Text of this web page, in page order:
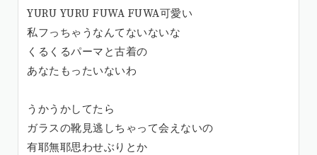
YURU YURU FUWA FUWA可愛い
私フっちゃうなんてないないな
くるくるパーマと古着の
あなたもったいないわ
うかうかしてたら
ガラスの靴見逃しちゃって会えないの
有耶無耶思わせぶりとか